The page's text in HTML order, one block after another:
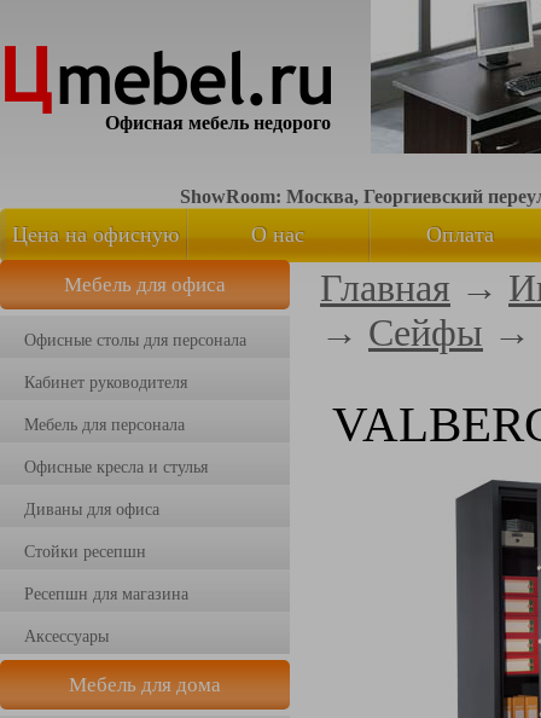
Офисная мебель недорого
ShowRoom: Москва, Георгиевский
Цена на офисную
мебель
О нас Оплата
Мебель для офиса
Офисные столы для персонала
Кабинет руководителя
Мебель для персонала
Офисные кресла и стулья
Диваны для офиса
Стойки ресепшн
Ресепшн для магазина
Аксессуары
Мебель для дома
Главная →
→ Сейфы →